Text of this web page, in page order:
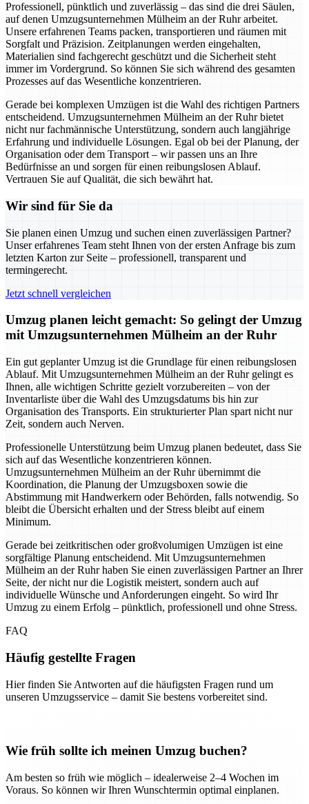
Professionell, pünktlich und zuverlässig – das sind die drei Säulen,
auf denen Umzugsunternehmen Mülheim an der Ruhr arbeitet.
Unsere erfahrenen Teams packen, transportieren und räumen mit
Sorgfalt und Präzision. Zeitplanungen werden eingehalten,
Materialien sind fachgerecht geschützt und die Sicherheit steht
immer im Vordergrund. So können Sie sich während des gesamten
Prozesses auf das Wesentliche konzentrieren.
Gerade bei komplexen Umzügen ist die Wahl des richtigen Partners
entscheidend. Umzugsunternehmen Mülheim an der Ruhr bietet
nicht nur fachmännische Unterstützung, sondern auch langjährige
Erfahrung und individuelle Lösungen. Egal ob bei der Planung, der
Organisation oder dem Transport – wir passen uns an Ihre
Bedürfnisse an und sorgen für einen reibungslosen Ablauf.
Vertrauen Sie auf Qualität, die sich bewährt hat.
Wir sind für Sie da
Sie planen einen Umzug und suchen einen zuverlässigen Partner?
Unser erfahrenes Team steht Ihnen von der ersten Anfrage bis zum
letzten Karton zur Seite – professionell, transparent und
termingerecht.
Jetzt schnell vergleichen
Umzug planen leicht gemacht: So gelingt der Umzug
mit Umzugsunternehmen Mülheim an der Ruhr
Ein gut geplanter Umzug ist die Grundlage für einen reibungslosen
Ablauf. Mit Umzugsunternehmen Mülheim an der Ruhr gelingt es
Ihnen, alle wichtigen Schritte gezielt vorzubereiten – von der
Inventarliste über die Wahl des Umzugsdatums bis hin zur
Organisation des Transports. Ein strukturierter Plan spart nicht nur
Zeit, sondern auch Nerven.
Professionelle Unterstützung beim Umzug planen bedeutet, dass Sie
sich auf das Wesentliche konzentrieren können.
Umzugsunternehmen Mülheim an der Ruhr übernimmt die
Koordination, die Planung der Umzugsboxen sowie die
Abstimmung mit Handwerkern oder Behörden, falls notwendig. So
bleibt die Übersicht erhalten und der Stress bleibt auf einem
Minimum.
Gerade bei zeitkritischen oder großvolumigen Umzügen ist eine
sorgfältige Planung entscheidend. Mit Umzugsunternehmen
Mülheim an der Ruhr haben Sie einen zuverlässigen Partner an Ihrer
Seite, der nicht nur die Logistik meistert, sondern auch auf
individuelle Wünsche und Anforderungen eingeht. So wird Ihr
Umzug zu einem Erfolg – pünktlich, professionell und ohne Stress.
FAQ
Häufig gestellte Fragen
Hier finden Sie Antworten auf die häufigsten Fragen rund um
unseren Umzugsservice – damit Sie bestens vorbereitet sind.
Wie früh sollte ich meinen Umzug buchen?
Am besten so früh wie möglich – idealerweise 2–4 Wochen im
Voraus. So können wir Ihren Wunschtermin optimal einplanen.